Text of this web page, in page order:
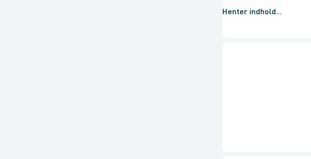
Henter indhold...